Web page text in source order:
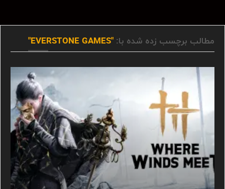
مطالب برچسب زده شده با: "EVERSTONE GAMES"